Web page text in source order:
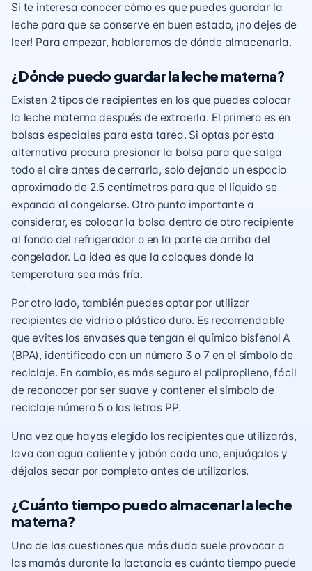
Si te interesa conocer cómo es que puedes guardar la
leche para que se conserve en buen estado, ¡no dejes de
leer! Para empezar, hablaremos de dónde almacenarla.
¿Dónde puedo guardar la leche materna?
Existen 2 tipos de recipientes en los que puedes colocar
la leche materna después de extraerla. El primero es en
bolsas especiales para esta tarea. Si optas por esta
alternativa procura presionar la bolsa para que salga
todo el aire antes de cerrarla, solo dejando un espacio
aproximado de 2.5 centímetros para que el líquido se
expanda al congelarse. Otro punto importante a
considerar, es colocar la bolsa dentro de otro recipiente
al fondo del refrigerador o en la parte de arriba del
congelador. La idea es que la coloques donde la
temperatura sea más fría.
Por otro lado, también puedes optar por utilizar
recipientes de vidrio o plástico duro. Es recomendable
que evites los envases que tengan el químico bisfenol A
(BPA), identificado con un número 3 o 7 en el símbolo de
reciclaje. En cambio, es más seguro el polipropileno, fácil
de reconocer por ser suave y contener el símbolo de
reciclaje número 5 o las letras PP.
Una vez que hayas elegido los recipientes que utilizarás,
lava con agua caliente y jabón cada uno, enjuágalos y
déjalos secar por completo antes de utilizarlos.
¿Cuánto tiempo puedo almacenar la leche
materna?
Una de las cuestiones que más duda suele provocar a
las mamás durante la lactancia es cuánto tiempo puede